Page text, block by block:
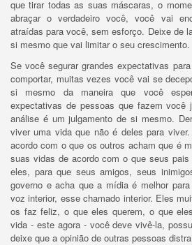
que tirar todas as suas máscaras, o
abraçar o verdadeiro você, você vai
atraídas para você, sem esforço. Deixe de
si mesmo que vai limitar o seu crescimento.
Se você segurar grandes expectativas
comportar, muitas vezes você vai se
si mesmo da maneira que você
expectativas de pessoas que fazem você
análise é um julgamento de si mesmo.
viver uma vida que não é deles para viver.
acordo com o que os outros acham que é
suas vidas de acordo com o que seus
eles, para que seus amigos, seus
governo e acha que a mídia é melhor
voz interior, esse chamado interior. Eles
os faz feliz, o que eles querem, o que
vida - este agora - você deve vivê-la,
deixe que a opinião de outras pessoas